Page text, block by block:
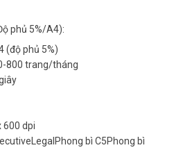
phủ 5%/A4):
(độ phủ 5%)
800 trang/tháng
600 dpi
bì C5Phong bì